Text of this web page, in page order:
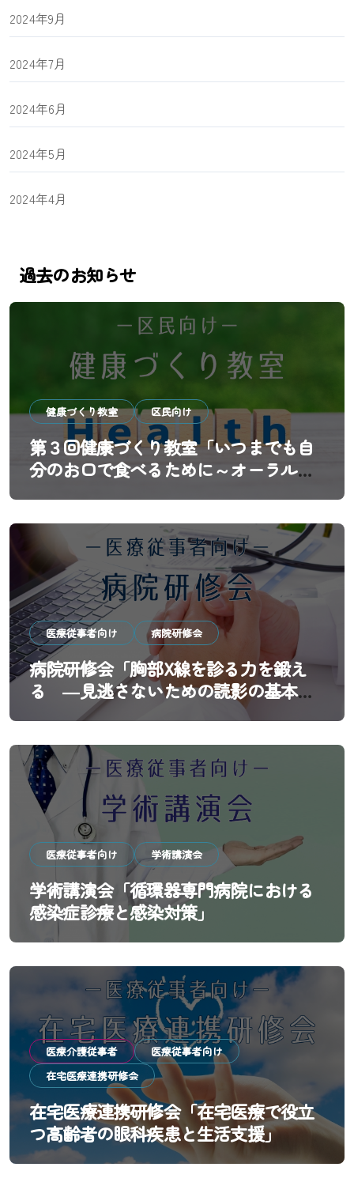
2024年9月
2024年7月
2024年6月
2024年5月
2024年4月
過去のお知らせ
健康づくり教室 区民向け
第３回健康づくり教室「いつまでも自
分のお口で食べるために～オーラルフ
医療従事者向け 病院研修会
病院研修会「胸部X線を診る力を鍛え
る ―見逃さないための読影の基本と
実践―」
医療従事者向け 学術講演会
学術講演会「循環器専門病院における
感染症診療と感染対策」
医療介護従事者
医療従事者向け
在宅医療連携研修会
在宅医療連携研修会「在宅医療で役立
つ高齢者の眼科疾患と生活支援」